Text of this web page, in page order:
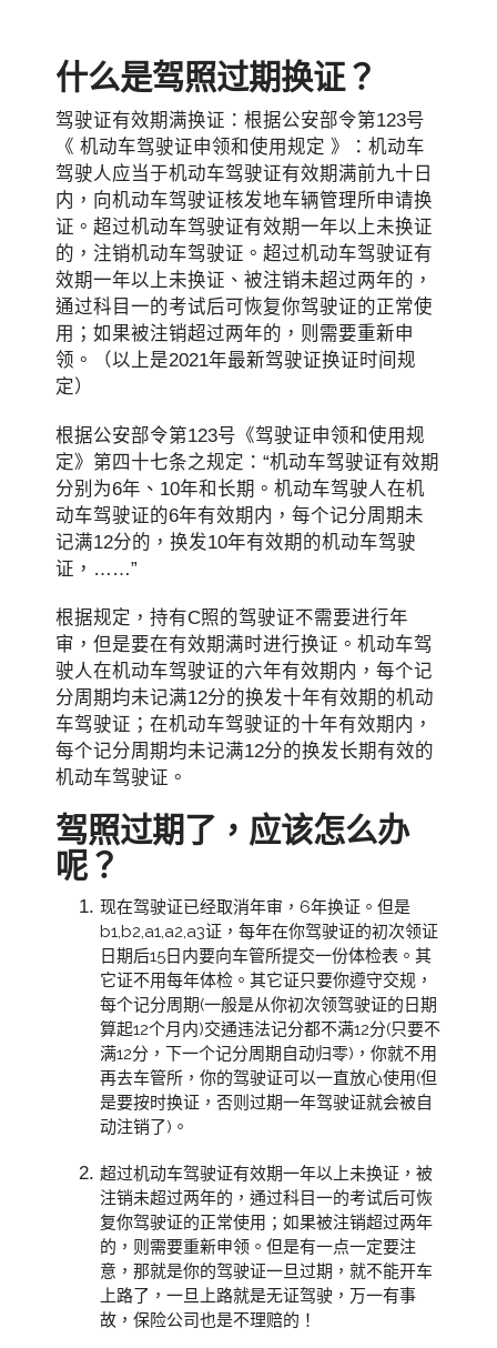
什么是驾照过期换证？
驾驶证有效期满换证：根据公安部令第123号
《 机动车驾驶证申领和使用规定 》：机动车
驾驶人应当于机动车驾驶证有效期满前九十日
内，向机动车驾驶证核发地车辆管理所申请换
证。超过机动车驾驶证有效期一年以上未换证
的，注销机动车驾驶证。超过机动车驾驶证有
效期一年以上未换证、被注销未超过两年的，
通过科目一的考试后可恢复你驾驶证的正常使
用；如果被注销超过两年的，则需要重新申
领。（以上是2021年最新驾驶证换证时间规
定）
根据公安部令第123号《驾驶证申领和使用规
定》第四十七条之规定：“机动车驾驶证有效期
分别为6年、10年和长期。机动车驾驶人在机
动车驾驶证的6年有效期内，每个记分周期未
记满12分的，换发10年有效期的机动车驾驶
证，……”
根据规定，持有C照的驾驶证不需要进行年
审，但是要在有效期满时进行换证。机动车驾
驶人在机动车驾驶证的六年有效期内，每个记
分周期均未记满12分的换发十年有效期的机动
车驾驶证；在机动车驾驶证的十年有效期内，
每个记分周期均未记满12分的换发长期有效的
机动车驾驶证。
驾照过期了，应该怎么办
呢？
现在驾驶证已经取消年审，6年换证。但是
b1,b2,a1,a2,a3证，每年在你驾驶证的初次领证
日期后15日内要向车管所提交一份体检表。其
它证不用每年体检。其它证只要你遵守交规，
每个记分周期(一般是从你初次领驾驶证的日期
算起12个月内)交通违法记分都不满12分(只要不
满12分，下一个记分周期自动归零)，你就不用
再去车管所，你的驾驶证可以一直放心使用(但
是要按时换证，否则过期一年驾驶证就会被自
动注销了)。
超过机动车驾驶证有效期一年以上未换证，被
注销未超过两年的，通过科目一的考试后可恢
复你驾驶证的正常使用；如果被注销超过两年
的，则需要重新申领。但是有一点一定要注
意，那就是你的驾驶证一旦过期，就不能开车
上路了，一旦上路就是无证驾驶，万一有事
故，保险公司也是不理赔的！